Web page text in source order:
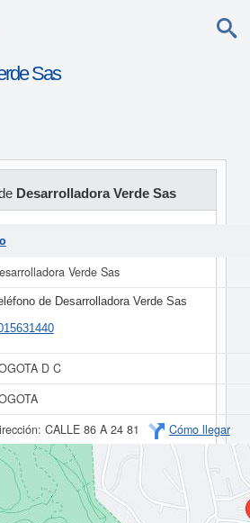
Sas
Desarrolladora Verde Sas
Verde Sas
de Desarrolladora Verde Sas
D C
CALLE 86 A 24 81 Cómo llegar